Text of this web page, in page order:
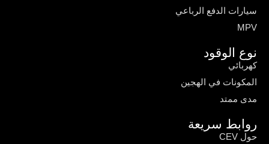
سيارات الدفع الرباعي
MPV
نوع الوقود
كهربائي
المكونات في الهجين
مدى ممتد
روابط سريعة
حول CEV